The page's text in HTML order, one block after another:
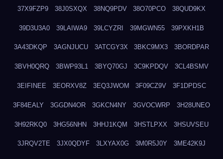
37X9FZP9 38J0SXQX 38NQ9PDV 38O70PCO 38QUD9KX
39D3U3A0 39LAIWA9 39LCYZRI 39MGWN55 39PXKH1B
3A43DKQP 3AGNJUCU 3ATCGY3X 3BKC9MX3 3BORDPAR
3BVH0QRQ 3BWP93L1 3BYQ70GJ 3C9KPDQV 3CL4BSMV
3EIFINEE 3EORXV8Z 3EQ3JWOM 3F09CZ9V 3F1DPDSC
3F84EALY 3GGDN4OR 3GKCN4NY 3GVOCWRP 3H28UNEO
3H92RKQ0 3HG56NHN 3HHJ1KQM 3HSTLPXX 3HSUVSEU
3JRQV2TE 3JX0QDYF 3LXYAX0G 3M0R5J0Y 3ME42K9J